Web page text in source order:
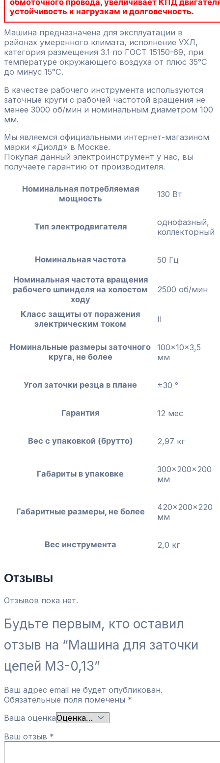
обмоточного провода, увеличивает КПД
устойчивость к нагрузкам и долговечность.
Машина предназначена для эксплуатации в
районах умеренного климата, исполнение УХЛ,
категория размещения 3.1 по ГОСТ 15150-69, при
температуре окружающего воздуха от плюс 35°С
до минус 15°С.
В качестве рабочего инструмента используются
заточные круги с рабочей частотой вращения не
менее 3000 об/мин и номинальным диаметром 100
мм.
Мы являемся официальными интернет-магазином
марки «Диолд» в Москве.
Покупая данный электроинструмент у нас, вы
получаете гарантию от производителя.
Номинальная потребляемая
мощность
130 Вт
Тип электродвигателя
однофазный,
коллекторный
Номинальная частота 50 Гц
Номинальная частота вращения
рабочего шпинделя на холостом
ходу
2500 об/мин
Класс защиты от поражения
электрическим током
II
Номинальные размеры заточного
круга, не более
100x10x3,5
мм
Угол заточки резца в плане ±30 °
Гарантия 12 мес
Вес с упаковкой (брутто) 2,97 кг
Габариты в упаковке
300x200x200
мм
Габаритные размеры, не более
420x200x220
мм
Вес инструмента 2,0 кг
Отзывы
Отзывов пока нет.
Будьте первым, кто оставил
отзыв на “Машина для заточки
цепей МЗ-0,13”
Ваш адрес email не будет опубликован.
Обязательные поля помечены *
Ваша оценка
Ваш отзыв *